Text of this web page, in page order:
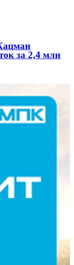
за 2,4 млн